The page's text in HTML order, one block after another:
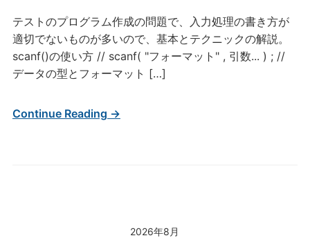
2026年8月
テストのプログラム作成の問題で、入力処理の書き方が
適切でないものが多いので、基本とテクニックの解説。
scanf()の使い方 // scanf( "フォーマット" , 引数... ) ; //
データの型とフォーマット […]
Continue Reading →